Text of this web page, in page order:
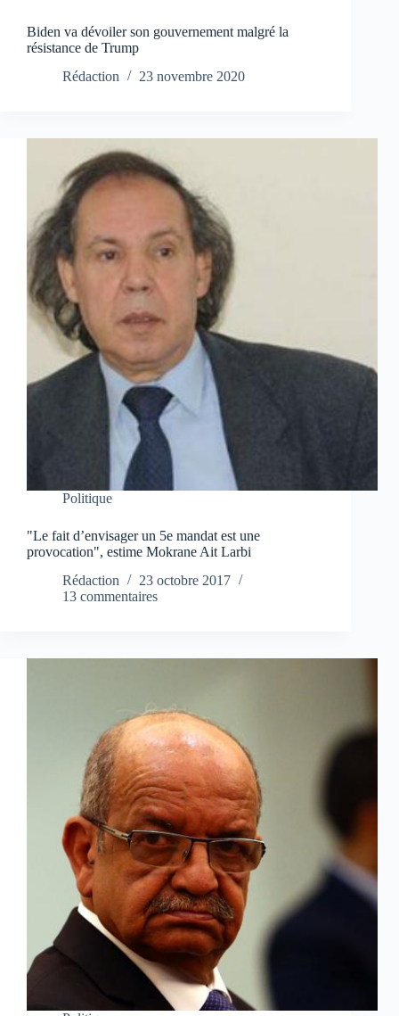
Biden va dévoiler son gouvernement malgré la
résistance de Trump
Rédaction
23 novembre 2020
Politique
"Le fait d’envisager un 5e mandat est une
provocation", estime Mokrane Ait Larbi
Rédaction
23 octobre 2017
13 commentaires